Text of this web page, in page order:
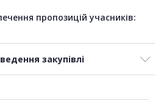
пропозицій учасників:
закупівлі